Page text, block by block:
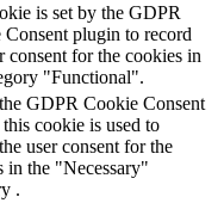
is set by the GDPR
Consent plugin to record
consent for the cookies in
"Functional".
GDPR Cookie Consent
cookie is used to
user consent for the
in the "Necessary"
.